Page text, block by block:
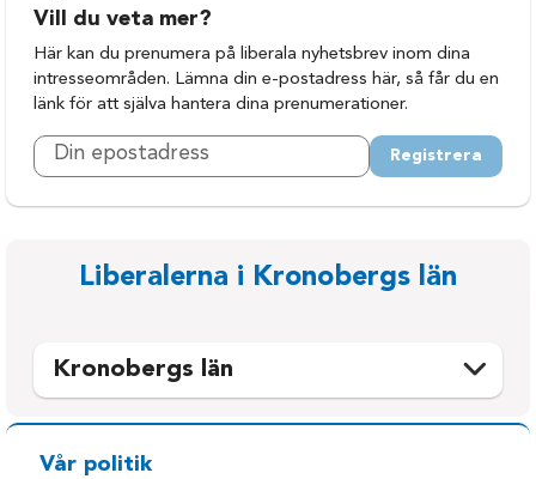
Vill du veta mer?
Här kan du prenumera på liberala nyhetsbrev inom dina
intresseområden. Lämna din e-postadress här, så får du en
länk för att själva hantera dina prenumerationer.
Registrera
Liberalerna i Kronobergs län
Kronobergs län
Lessebo
Vår politik